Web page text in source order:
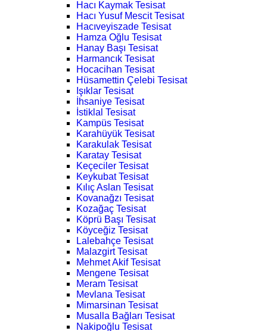
Hacı Kaymak Tesisat
Hacı Yusuf Mescit Tesisat
Hacıveyiszade Tesisat
Hamza Oğlu Tesisat
Hanay Başı Tesisat
Harmancık Tesisat
Hocacihan Tesisat
Hüsamettin Çelebi Tesisat
Işıklar Tesisat
İhsaniye Tesisat
İstiklal Tesisat
Kampüs Tesisat
Karahüyük Tesisat
Karakulak Tesisat
Karatay Tesisat
Keçeciler Tesisat
Keykubat Tesisat
Kılıç Aslan Tesisat
Kovanağzı Tesisat
Kozağaç Tesisat
Köprü Başı Tesisat
Köyceğiz Tesisat
Lalebahçe Tesisat
Malazgirt Tesisat
Mehmet Akif Tesisat
Mengene Tesisat
Meram Tesisat
Mevlana Tesisat
Mimarsinan Tesisat
Musalla Bağları Tesisat
Nakipoğlu Tesisat